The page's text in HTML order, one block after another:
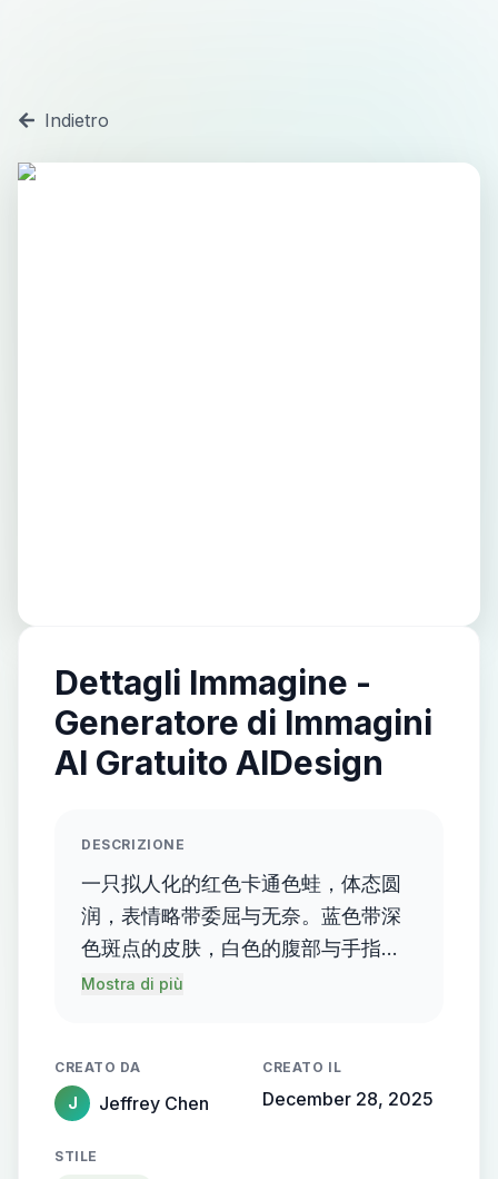
Indietro
Dettagli Immagine -
Generatore di Immagini
AI Gratuito AIDesign
DESCRIZIONE
一只拟人化的红色卡通色蛙，体态圆
润，表情略带委屈与无奈。蓝色带深
色斑点的皮肤，白色的腹部与手指。
眼睛大而圆，眼神无辜；皮肤表面有
雨滴。脖子上系着一条棕色的围巾，
围巾在胸前打了一个结。背景是雨夜
Mostra di più
CREATO DA
J Jeffrey Chen
CREATO IL
December 28, 2025
STILE